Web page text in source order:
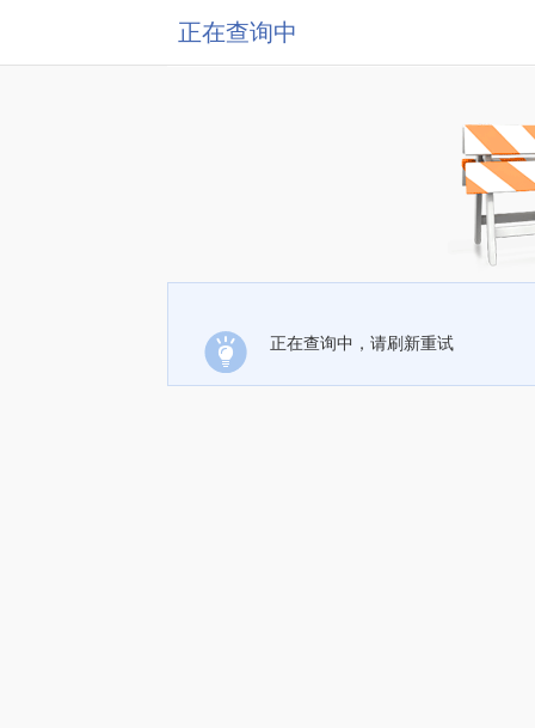
正在查询中
正在查询中，请刷新重试